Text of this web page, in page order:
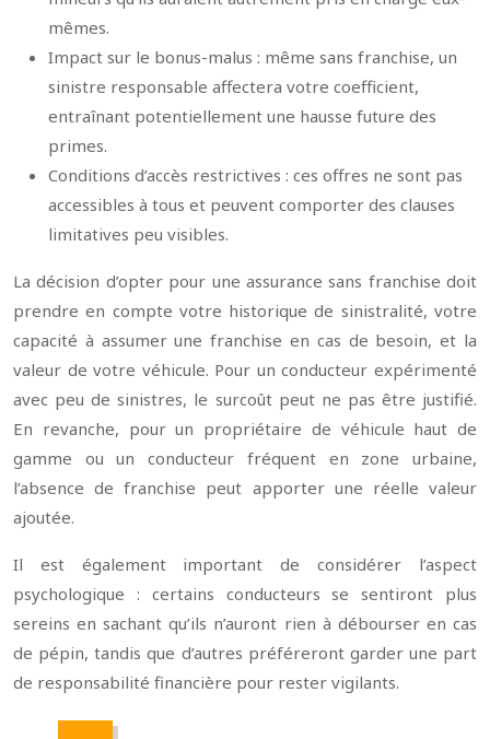
mêmes.
Impact sur le bonus-malus : même sans franchise, un
sinistre responsable affectera votre coefficient,
entraînant potentiellement une hausse future des
primes.
Conditions d’accès restrictives : ces offres ne sont pas
accessibles à tous et peuvent comporter des clauses
limitatives peu visibles.
La décision d’opter pour une assurance sans franchise doit
prendre en compte votre historique de sinistralité, votre
capacité à assumer une franchise en cas de besoin, et la
valeur de votre véhicule. Pour un conducteur expérimenté
avec peu de sinistres, le surcoût peut ne pas être justifié.
En revanche, pour un propriétaire de véhicule haut de
gamme ou un conducteur fréquent en zone urbaine,
l’absence de franchise peut apporter une réelle valeur
ajoutée.
Il est également important de considérer l’aspect
psychologique : certains conducteurs se sentiront plus
sereins en sachant qu’ils n’auront rien à débourser en cas
de pépin, tandis que d’autres préféreront garder une part
de responsabilité financière pour rester vigilants.